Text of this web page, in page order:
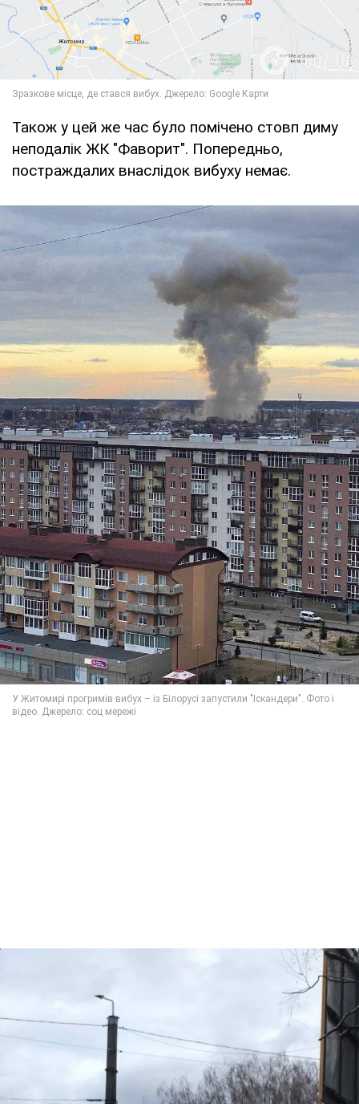
Також у цей же час було помічено стовп диму
неподалік ЖК "Фаворит". Попередньо,
постраждалих внаслідок вибуху немає.